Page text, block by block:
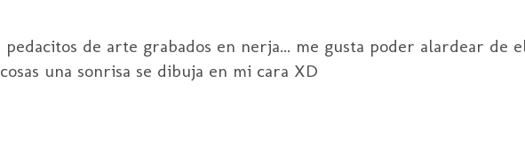
de arte grabados en nerja... me gusta poder alardear de
una sonrisa se dibuja en mi cara XD